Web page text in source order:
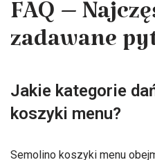
FAQ –
zadawane
Jakie kategorie
koszyki menu?
Semolino koszyki menu